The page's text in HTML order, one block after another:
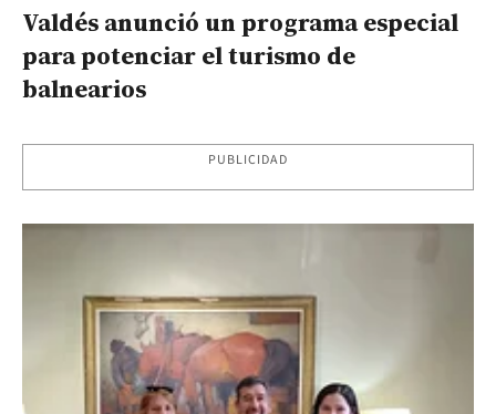
Valdés anunció un programa especial
para potenciar el turismo de
balnearios
PUBLICIDAD